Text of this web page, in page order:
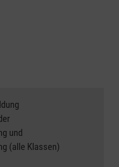
und
(alle Klassen)